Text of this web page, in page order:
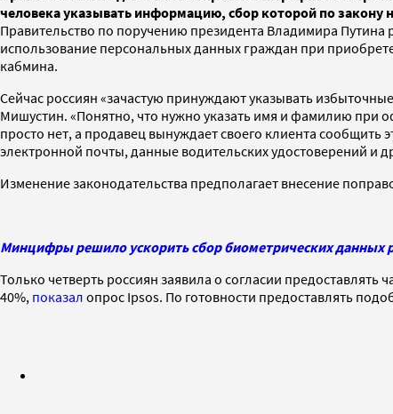
человека указывать информацию, сбор которой по закону
Правительство по поручению президента Владимира
использование персональных данных граждан при
кабмина.
Сейчас россиян «зачастую принуждают указывать
Мишустин. «Понятно, что нужно указать имя и фамилию при
просто нет, а продавец вынуждает своего клиента
электронной почты, данные водительских удостоверений и
Изменение законодательства предполагает внесение
Минцифры решило ускорить сбор биометрических данных
Только четверть россиян заявила о согласии
40%, показал опрос Ipsos. По готовности предоставлять